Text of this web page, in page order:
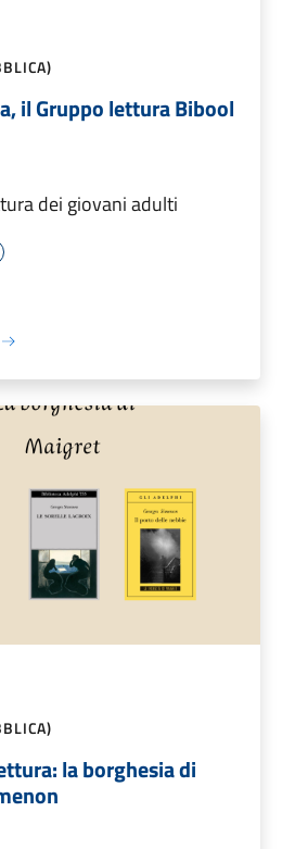
il Gruppo lettura Bibool
dei giovani adulti
la borghesia di